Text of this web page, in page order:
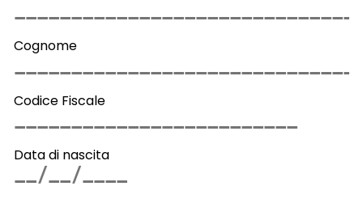
Cognome
Codice Fiscale
Data di nascita